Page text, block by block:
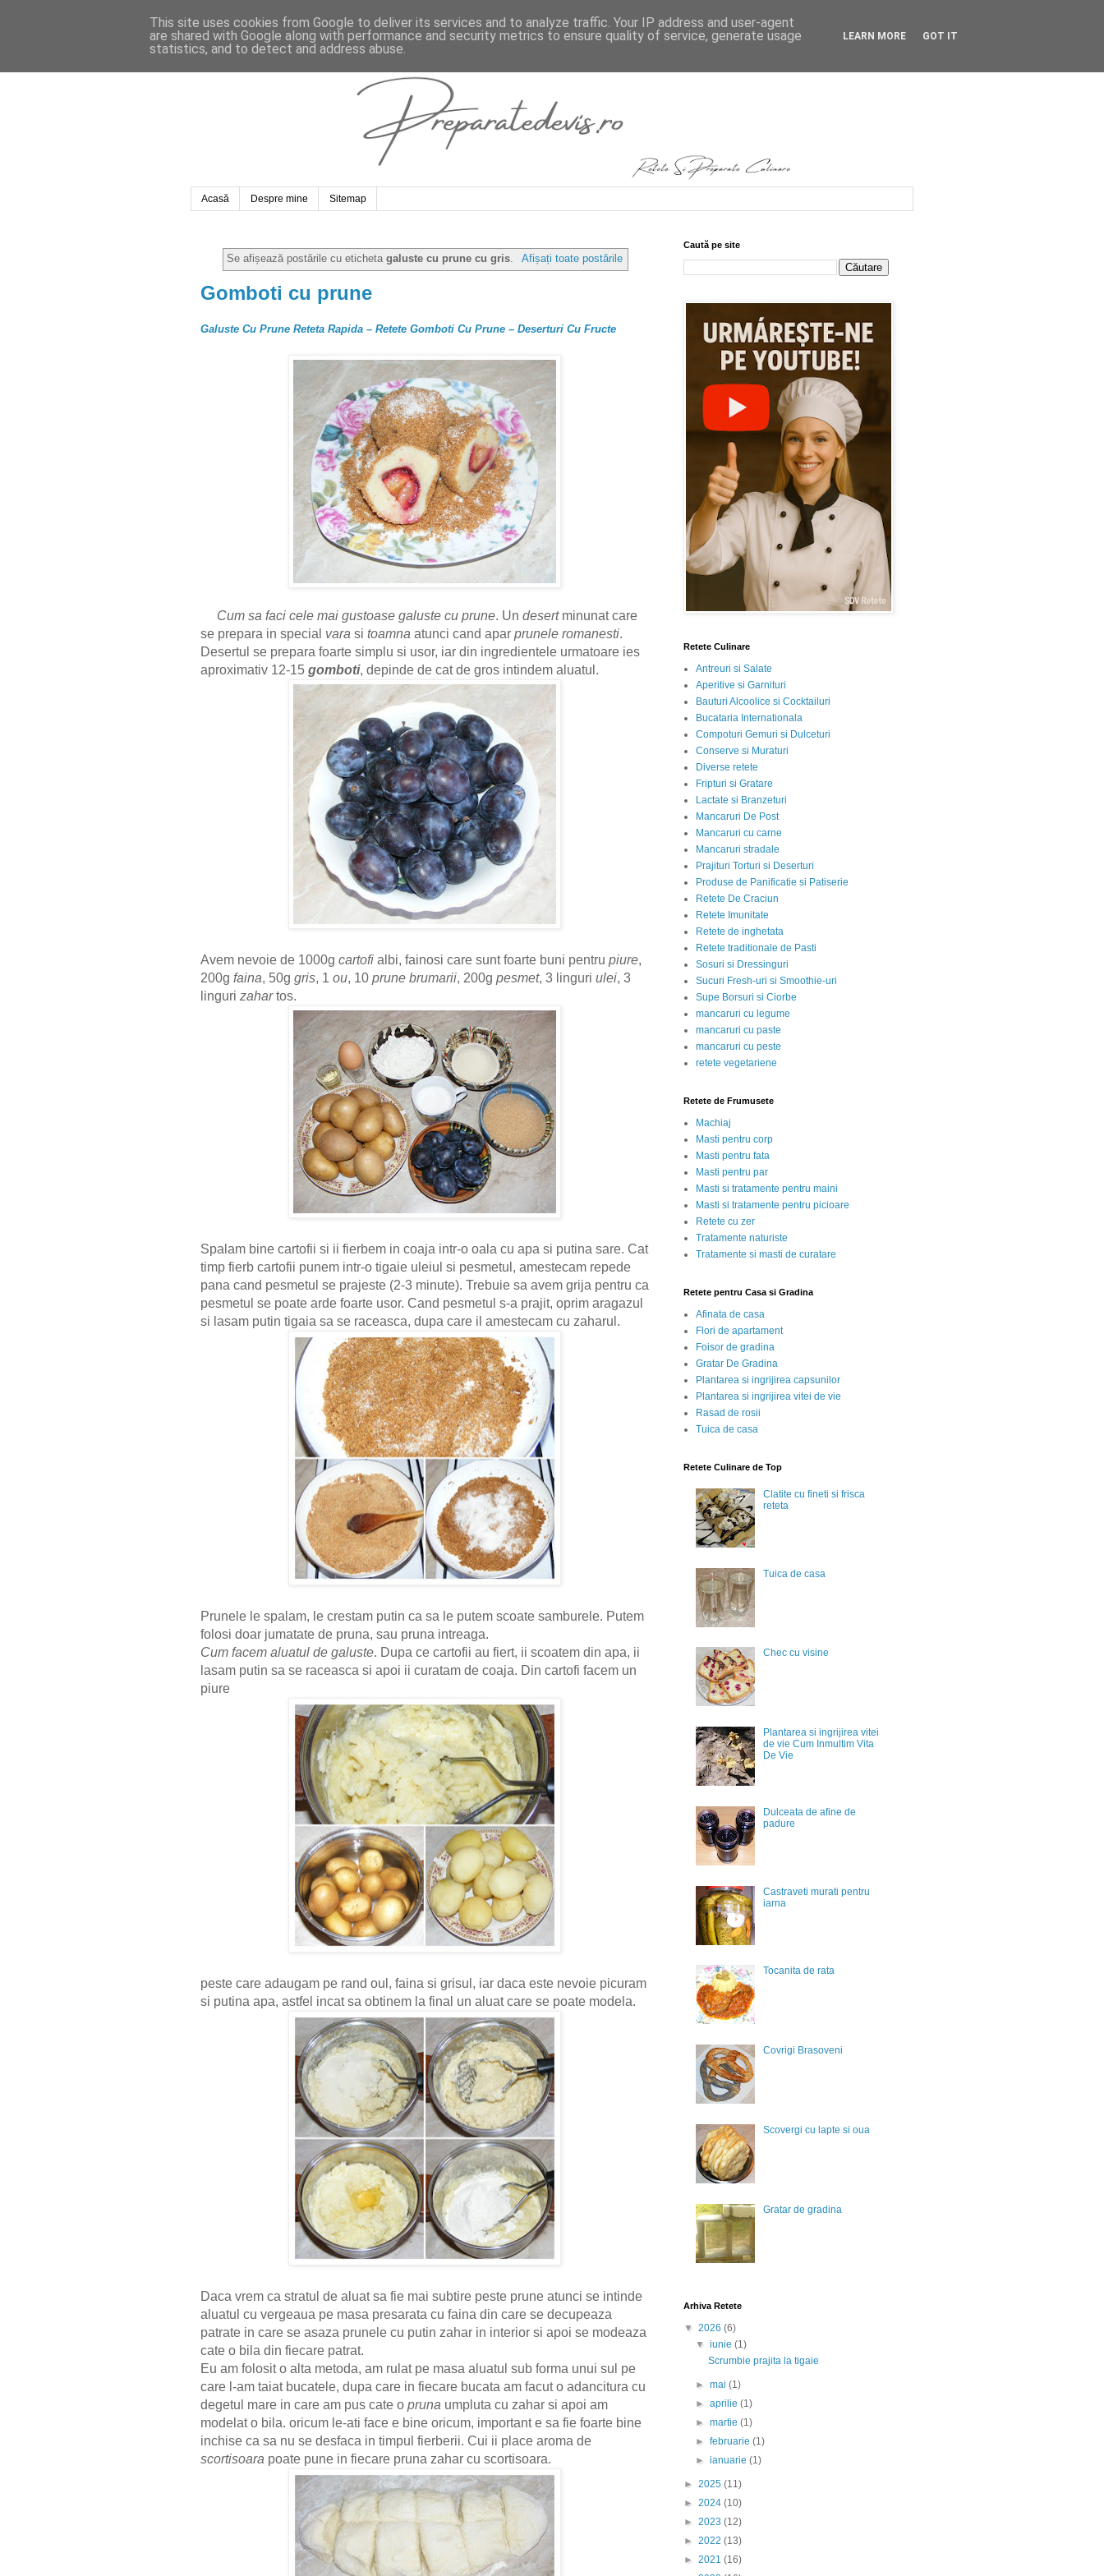
Acasă Despre mine Sitemap
Se afișează postările cu etichetagaluste cu prune cu gris. Afișați toate postările
Gomboti cu prune
Galuste Cu Prune Reteta Rapida – Retete Gomboti Cu Prune – Deserturi Cu Fructe
Cum sa faci cele mai gustoase galuste cu prune. Un desertminunat care
se prepara in special vara si toamna atunci cand apar prunele romanesti.
Desertul se prepara foarte simplu si usor, iar din ingredientele urmatoare ies
aproximativ 12-15 gomboti, depinde de cat de gros intindem aluatul.
Avem nevoie de 1000g cartofi albi, fainosi care sunt foarte buni pentru piure,
200g faina, 50g gris, 1 ou, 10 prune brumarii, 200g pesmet, 3 linguri ulei, 3
linguri zahartos.
Spalam bine cartofii si ii fierbem in coaja intr-o oala cu apa si putina sare. Cat
timp fierb cartofii punem intr-o tigaie uleiul si pesmetul, amestecam repede
pana cand pesmetul se prajeste (2-3 minute). Trebuie sa avem grija pentru ca
pesmetul se poate arde foarte usor. Cand pesmetul s-a prajit, oprim aragazul
si lasam putin tigaia sa se raceasca, dupa care il amestecam cu zaharul.
Prunele le spalam, le crestam putin ca sa le putem scoate samburele. Putem
folosi doar jumatate de pruna, sau pruna intreaga.
Cum facem aluatul de galuste. Dupa ce cartofii au fiert, ii scoatem din apa, ii
lasam putin sa se raceasca si apoi ii curatam de coaja. Din cartofi facem un
piure
peste care adaugam pe rand oul, faina si grisul, iar daca este nevoie picuram
si putina apa, astfel incat sa obtinem la final un aluat care se poate modela.
Daca vrem ca stratul de aluat sa fie mai subtire peste prune atunci se intinde
aluatul cu vergeaua pe masa presarata cu faina din care se decupeaza
patrate in care se asaza prunele cu putin zahar in interior si apoi se modeaza
cate o bila din fiecare patrat.
Eu am folosit o alta metoda, am rulat pe masa aluatul sub forma unui sul pe
care l-am taiat bucatele, dupa care in fiecare bucata am facut o adancitura cu
degetul mare in care am pus cate o pruna umpluta cu zahar si apoi am
modelat o bila. oricum le-ati face e bine oricum, important e sa fie foarte bine
inchise ca sa nu se desfaca in timpul fierberii. Cui ii place aroma de
scortisoara poate pune in fiecare pruna zahar cu scortisoara.
Caută pe site
Retete Culinare
Antreuri si Salate
Aperitive si Garnituri
Bauturi Alcoolice si Cocktailuri
Bucataria Internationala
Compoturi Gemuri si Dulceturi
Conserve si Muraturi
Diverse retete
Fripturi si Gratare
Lactate si Branzeturi
Mancaruri De Post
Mancaruri cu carne
Mancaruri stradale
Prajituri Torturi si Deserturi
Produse de Panificatie si Patiserie
Retete De Craciun
Retete Imunitate
Retete de inghetata
Retete traditionale de Pasti
Sosuri si Dressinguri
Sucuri Fresh-uri si Smoothie-uri
Supe Borsuri si Ciorbe
mancaruri cu legume
mancaruri cu paste
mancaruri cu peste
retete vegetariene
Retete de Frumusete
Machiaj
Masti pentru corp
Masti pentru fata
Masti pentru par
Masti si tratamente pentru maini
Masti si tratamente pentru picioare
Retete cu zer
Tratamente naturiste
Tratamente si masti de curatare
Retete pentru Casa si Gradina
Afinata de casa
Flori de apartament
Foisor de gradina
Gratar De Gradina
Plantarea si ingrijirea capsunilor
Plantarea si ingrijirea vitei de vie
Rasad de rosii
Tuica de casa
Retete Culinare de Top
Clatite cu fineti si frisca
reteta
Tuica de casa
Chec cu visine
Plantarea si ingrijirea vitei
de vie Cum Inmultim Vita
De Vie
Dulceata de afine de
padure
Castraveti murati pentru
iarna
Tocanita de rata
Covrigi Brasoveni
Scovergi cu lapte si oua
Gratar de gradina
Arhiva Retete
▼ 2026 (6)
▼iunie(1)
Scrumbie prajita la tigaie
►mai(1)
►aprilie(1)
►martie(1)
►februarie(1)
►ianuarie(1)
► 2025 (11)
► 2024 (10)
► 2023 (12)
► 2022 (13)
► 2021 (16)
This site uses cookies from Google to deliver its services and to analyze traffic. Your IP address and user-agent
are shared with Google along with performance and security metrics to ensure quality of service, generate usage
statistics, and to detect and address abuse.
LEARN MORE GOT IT